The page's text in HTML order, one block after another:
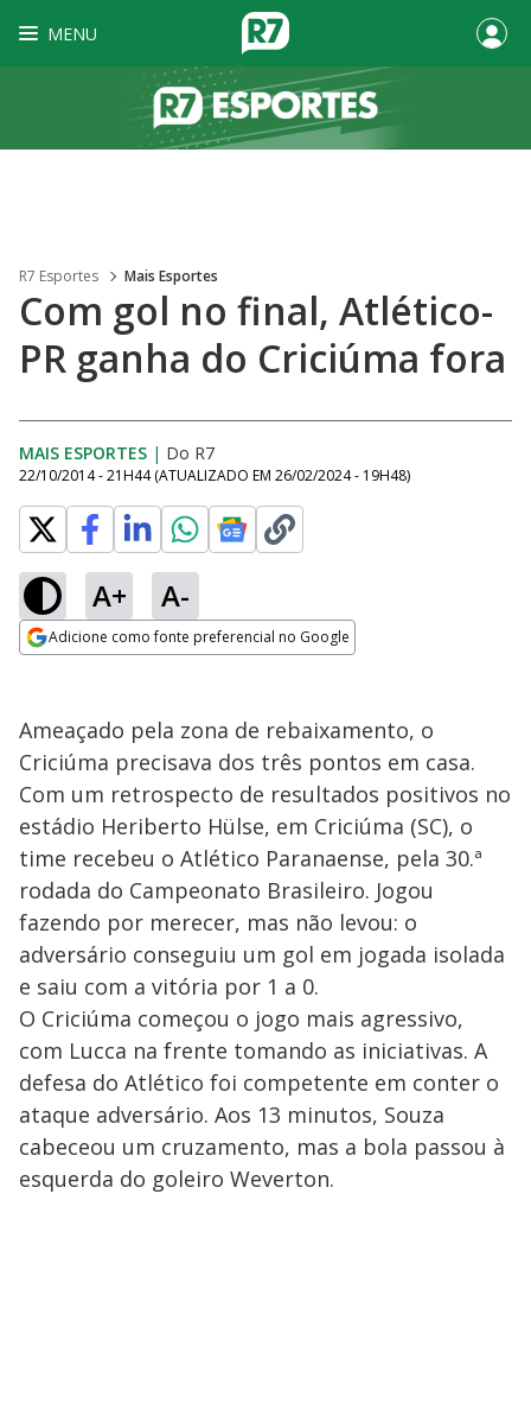
MENU
R7 Esportes Mais Esportes
Com gol no final, Atlético-
PR ganha do Criciúma fora
MAIS ESPORTES | Do R7
22/10/2014 - 21H44 (ATUALIZADO EM 26/02/2024 - 19H48)
A+ A-
Adicione como fonte preferencial no Google
Ameaçado pela zona de rebaixamento, o
Criciúma precisava dos três pontos em casa.
Com um retrospecto de resultados positivos no
estádio Heriberto Hülse, em Criciúma (SC), o
time recebeu o Atlético Paranaense, pela 30.ª
rodada do Campeonato Brasileiro. Jogou
fazendo por merecer, mas não levou: o
adversário conseguiu um gol em jogada isolada
e saiu com a vitória por 1 a 0.
O Criciúma começou o jogo mais agressivo,
com Lucca na frente tomando as iniciativas. A
defesa do Atlético foi competente em conter o
ataque adversário. Aos 13 minutos, Souza
cabeceou um cruzamento, mas a bola passou à
esquerda do goleiro Weverton.